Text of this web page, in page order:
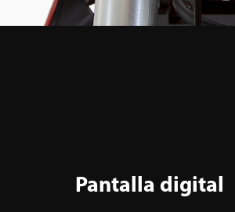
Pantalla digital